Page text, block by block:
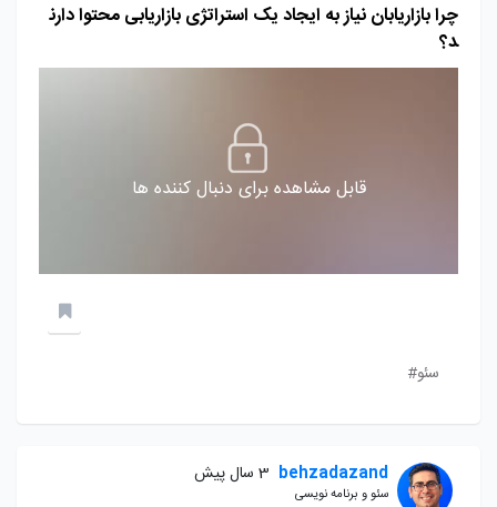
چرا بازاریابان نیاز به ایجاد یک استراتژی بازاریابی محتوا دارن
د؟
قابل مشاهده برای دنبال کننده ها
سئو#
behzadazand 3 سال پیش
سئو و برنامه نویسی